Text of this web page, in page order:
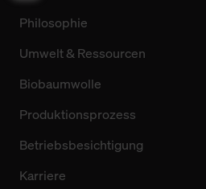
Philosophie
Umwelt & Ressourcen
Biobaumwolle
Produktionsprozess
Betriebsbesichtigung
Karriere